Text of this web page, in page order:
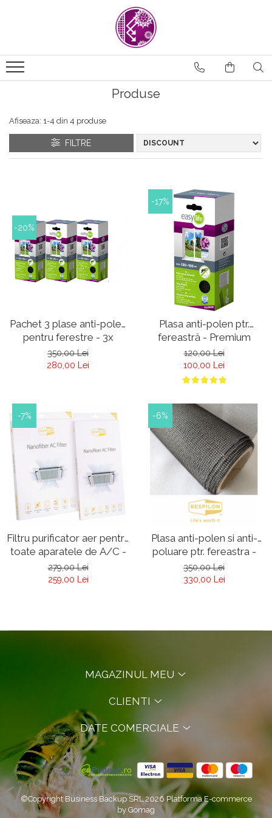
Produse
Afiseaza: 1-4 din 4 produse
FILTRE
-20%
Pachet 3 plase anti-polen
pentru ferestre - 3x
Premium Allergic Pro -
antracit
350,00 Lei
280,00 Lei
-17%
Plasa anti-polen ptr.
fereastră - Premium
Allergic Pro - antracit -
Plasa anti polen
120,00 Lei
100,00 Lei
-7%
Filtru purificator aer pentru
toate aparatele de A/C -
Respilon Nanomembrane
279,00 Lei
259,00 Lei
-6%
Plasa anti-polen si anti-
poluare ptr. fereastra -
Respilon NanoMembrane
RMW 5.0
350,00 Lei
330,00 Lei
MAGAZINUL MEU
CLIENTI
DATE COMERCIALE
©Copyright Business Backup SRL 2026 Platforma E-commerce
by Gomag